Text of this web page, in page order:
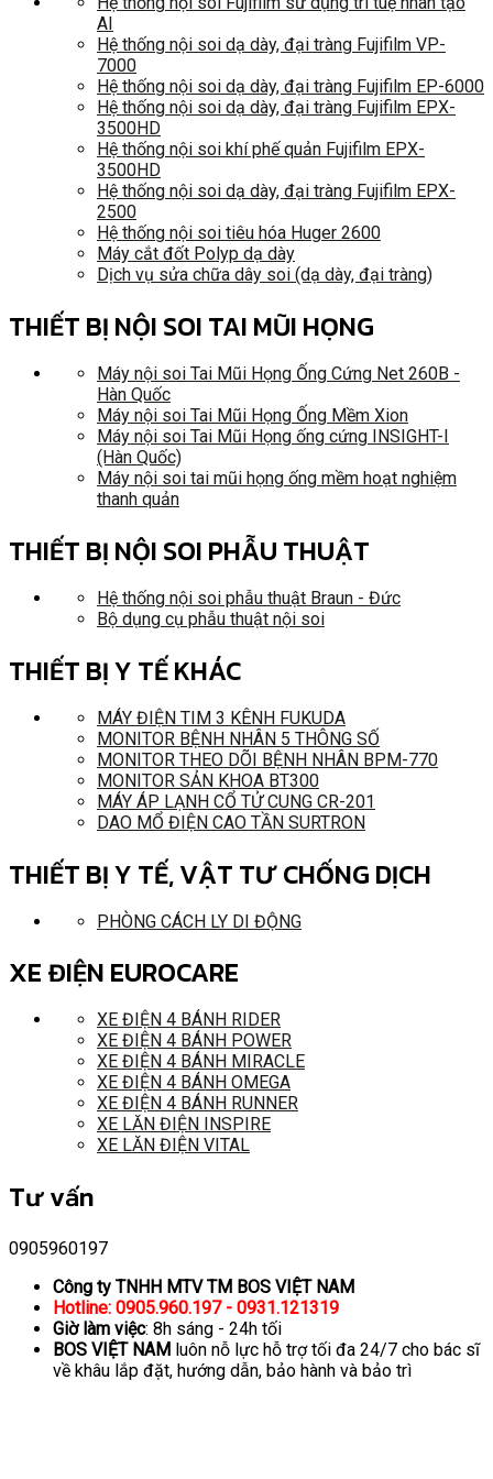
AI
Hệ thống nội soi dạ dày, đại tràng Fujifilm VP-
7000
Hệ thống nội soi dạ dày, đại tràng Fujifilm EP-6000
Hệ thống nội soi dạ dày, đại tràng Fujifilm EPX-
3500HD
Hệ thống nội soi khí phế quản Fujifilm EPX-
3500HD
Hệ thống nội soi dạ dày, đại tràng Fujifilm EPX-
2500
Hệ thống nội soi tiêu hóa Huger 2600
Máy cắt đốt Polyp dạ dày
Dịch vụ sửa chữa dây soi (dạ dày, đại tràng)
THIẾT BỊ NỘI SOI TAI MŨI HỌNG
Máy nội soi Tai Mũi Họng Ống Cứng Net 260B -
Hàn Quốc
Máy nội soi Tai Mũi Họng Ống Mềm Xion
Máy nội soi Tai Mũi Họng ống cứng INSIGHT-I
(Hàn Quốc)
Máy nội soi tai mũi họng ống mềm hoạt nghiệm
thanh quản
THIẾT BỊ NỘI SOI PHẪU THUẬT
Hệ thống nội soi phẫu thuật Braun - Đức
Bộ dụng cụ phẫu thuật nội soi
THIẾT BỊ Y TẾ KHÁC
MÁY ĐIỆN TIM 3 KÊNH FUKUDA
MONITOR BỆNH NHÂN 5 THÔNG SỐ
MONITOR THEO DÕI BỆNH NHÂN BPM-770
MONITOR SẢN KHOA BT300
MÁY ÁP LẠNH CỔ TỬ CUNG CR-201
DAO MỔ ĐIỆN CAO TẦN SURTRON
THIẾT BỊ Y TẾ, VẬT TƯ CHỐNG DỊCH
PHÒNG CÁCH LY DI ĐỘNG
XE ĐIỆN EUROCARE
XE ĐIỆN 4 BÁNH RIDER
XE ĐIỆN 4 BÁNH POWER
XE ĐIỆN 4 BÁNH MIRACLE
XE ĐIỆN 4 BÁNH OMEGA
XE ĐIỆN 4 BÁNH RUNNER
XE LĂN ĐIỆN INSPIRE
XE LĂN ĐIỆN VITAL
Tư vấn
0905960197
Công ty TNHH MTV TM BOS VIỆT NAM
Hotline: 0905.960.197 - 0931.121319
Giờ làm việc: 8h sáng - 24h tối
BOS VIỆT NAM luôn nỗ lực hỗ trợ tối đa 24/7 cho bác sĩ
về khâu lắp đặt, hướng dẫn, bảo hành và bảo trì